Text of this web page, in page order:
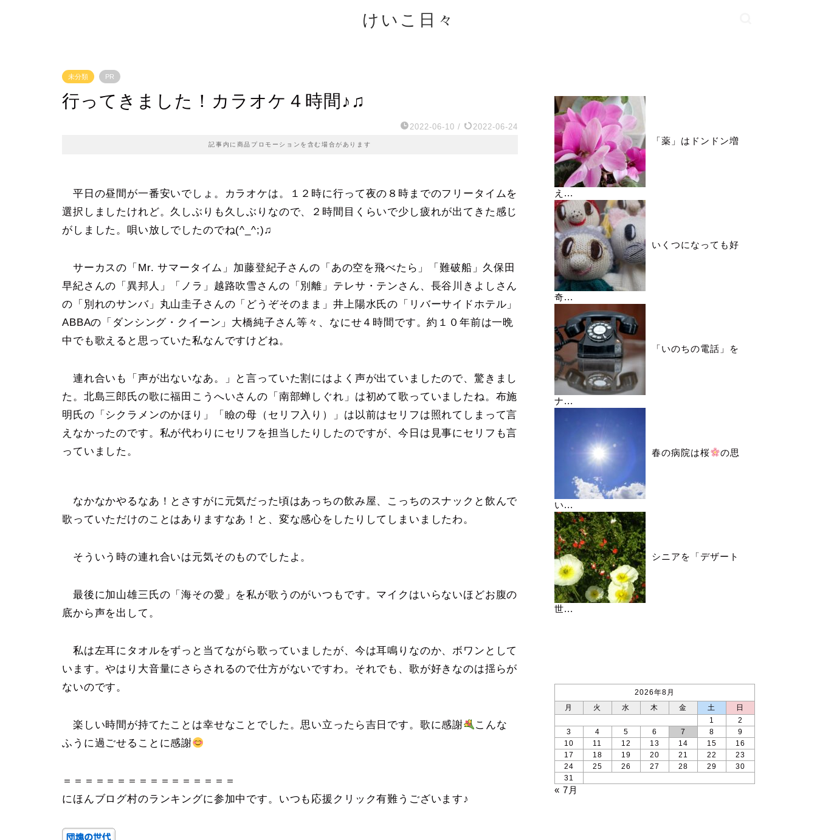
けいこ日々
未分類 PR
行ってきました！カラオケ４時間♪♫
2022-06-10 / 2022-06-24
記事内に商品プロモーションを含む場合があります
平日の昼間が一番安いでしょ。カラオケは。１２時に行って夜の８時までのフリータイムを
選択しましたけれど。久しぶりも久しぶりなので、２時間目くらいで少し疲れが出てきた感じ
がしました。唄い放しでしたのでね(^_^;)♫
サーカスの「Mr. サマータイム」加藤登紀子さんの「あの空を飛べたら」「難破船」久保田
早紀さんの「異邦人」「ノラ」越路吹雪さんの「別離」テレサ・テンさん、長谷川きよしさん
の「別れのサンバ」丸山圭子さんの「どうぞそのまま」井上陽水氏の「リバーサイドホテル」
ABBAの「ダンシング・クイーン」大橋純子さん等々、なにせ４時間です。約１０年前は一晩
中でも歌えると思っていた私なんですけどね。
連れ合いも「声が出ないなあ。」と言っていた割にはよく声が出ていましたので、驚きまし
た。北島三郎氏の歌に福田こうへいさんの「南部蝉しぐれ」は初めて歌っていましたね。布施
明氏の「シクラメンのかほり」「瞼の母（セリフ入り）」は以前はセリフは照れてしまって言
えなかったのです。私が代わりにセリフを担当したりしたのですが、今日は見事にセリフも言
っていました。
なかなかやるなあ！とさすがに元気だった頃はあっちの飲み屋、こっちのスナックと飲んで
歌っていただけのことはありますなあ！と、変な感心をしたりしてしまいましたわ。
そういう時の連れ合いは元気そのものでしたよ。
最後に加山雄三氏の「海その愛」を私が歌うのがいつもです。マイクはいらないほどお腹の
底から声を出して。
私は左耳にタオルをずっと当てながら歌っていましたが、今は耳鳴りなのか、ボワンとして
います。やはり大音量にさらされるので仕方がないですわ。それでも、歌が好きなのは揺らが
ないのです。
楽しい時間が持てたことは幸せなことでした。思い立ったら吉日です。歌に感謝
こんな
ふうに過ごせることに感謝
＝＝＝＝＝＝＝＝＝＝＝＝＝＝＝＝
にほんブログ村のランキングに参加中です。いつも応援クリック有難うございます♪
「薬」はドンドン増
え...
いくつになっても好
奇...
「いのちの電話」を
ナ...
春の病院は桜 の思
い...
シニアを「デザート
世...
2026年8月
月
火 水 木 金 土
日
1
2
3
4 5 6 7 8
9
10
11 12 13 14 15
16
17
18 19 20 21 22
23
24
25 26 27 28 29
30
31
« 7月